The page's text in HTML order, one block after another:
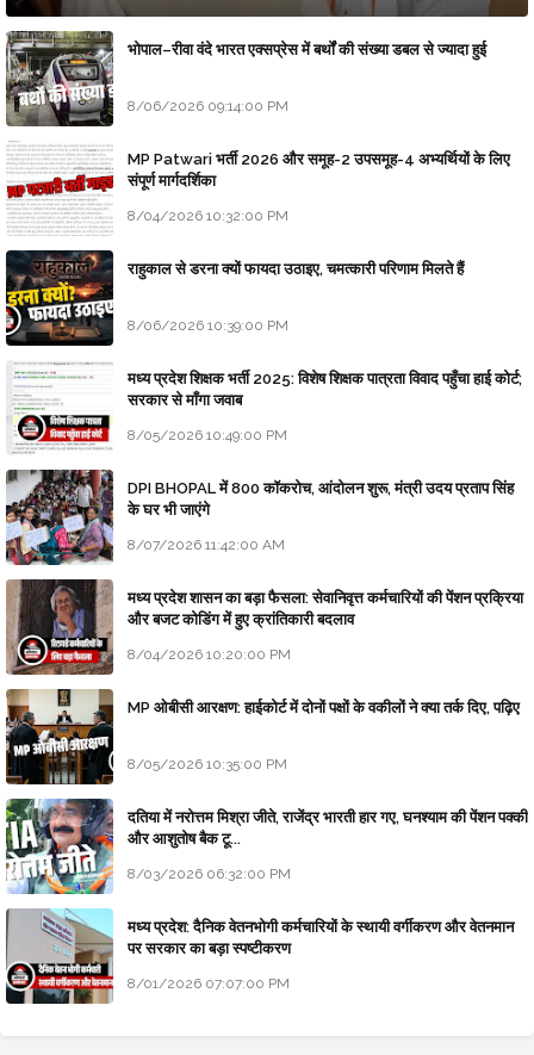
भोपाल–रीवा वंदे भारत एक्सप्रेस में बर्थों की संख्या डबल से ज्यादा हुई
8/06/2026 09:14:00 PM
MP Patwari भर्ती 2026 और समूह-2 उपसमूह-4 अभ्यर्थियों के लिए
संपूर्ण मार्गदर्शिका
8/04/2026 10:32:00 PM
राहुकाल से डरना क्यों फायदा उठाइए, चमत्कारी परिणाम मिलते हैं
8/06/2026 10:39:00 PM
मध्य प्रदेश शिक्षक भर्ती 2025: विशेष शिक्षक पात्रता विवाद पहुँचा हाई कोर्ट;
सरकार से माँगा जवाब
8/05/2026 10:49:00 PM
DPI BHOPAL में 800 कॉकरोच, आंदोलन शुरू, मंत्री उदय प्रताप सिंह
के घर भी जाएंगे
8/07/2026 11:42:00 AM
मध्य प्रदेश शासन का बड़ा फैसला: सेवानिवृत्त कर्मचारियों की पेंशन प्रक्रिया
और बजट कोडिंग में हुए क्रांतिकारी बदलाव
8/04/2026 10:20:00 PM
MP ओबीसी आरक्षण: हाईकोर्ट में दोनों पक्षों के वकीलों ने क्या तर्क दिए, पढ़िए
8/05/2026 10:35:00 PM
दतिया में नरोत्तम मिश्रा जीते, राजेंद्र भारती हार गए, घनश्याम की पेंशन पक्की
और आशुतोष बैक टू...
8/03/2026 06:32:00 PM
मध्य प्रदेश: दैनिक वेतनभोगी कर्मचारियों के स्थायी वर्गीकरण और वेतनमान
पर सरकार का बड़ा स्पष्टीकरण
8/01/2026 07:07:00 PM